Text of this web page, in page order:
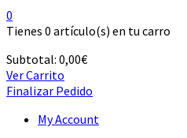
0
Tienes 0 artículo(s) en tu carro
Subtotal: 0,00€
Ver Carrito
Finalizar Pedido
My Account